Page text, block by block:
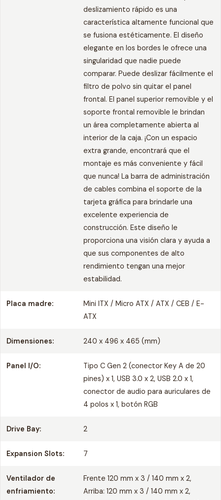
deslizamiento rápido es una
característica altamente funcional que
se fusiona estéticamente. El diseño
elegante en los bordes le ofrece una
singularidad que nadie puede
comparar. Puede deslizar fácilmente el
filtro de polvo sin quitar el panel
frontal. El panel superior removible y el
soporte frontal removible le brindan
un área completamente abierta al
interior de la caja. ¡Con un espacio
extra grande, encontrará que el
montaje es más conveniente y fácil
que nunca! La barra de administración
de cables combina el soporte de la
tarjeta gráfica para brindarle una
excelente experiencia de
construcción. Este diseño le
proporciona una visión clara y ayuda a
que sus componentes de alto
rendimiento tengan una mejor
estabilidad.
Placa madre:
Mini ITX / Micro ATX / ATX / CEB / E-
ATX
Dimensiones: 240 x 496 x 465 (mm)
Panel I/O:
Tipo C Gen 2 (conector Key A de 20
pines) x 1, USB 3.0 x 2, USB 2.0 x 1,
conector de audio para auriculares de
4 polos x 1, botón RGB
Drive Bay: 2
Expansion Slots: 7
Ventilador de
enfriamiento:
Frente 120 mm x 3 / 140 mm x 2,
Arriba: 120 mm x 3 / 140 mm x 2,